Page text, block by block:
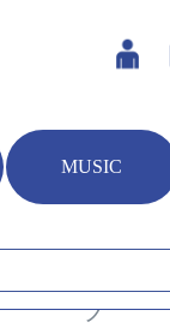
MUSIC
アーティスト別（カナ
ツ